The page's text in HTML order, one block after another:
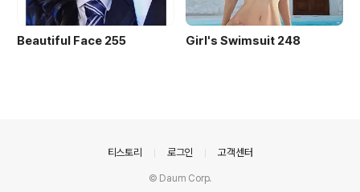
Beautiful Face 255 Girl's Swimsuit 248
티스토리 로그인 고객센터
© Daum Corp.